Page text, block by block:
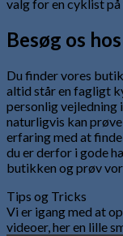
valg for en cyklist
Besøg os hos
Du finder vores
altid står en fagligt
personlig vejledning
naturligvis kan
erfaring med at
du er derfor i gode
butikken og prøv
Tips og Tricks
Vi er igang med at
videoer, her en lille